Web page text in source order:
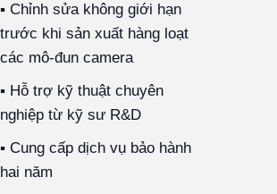
▪ Chỉnh sửa không giới hạn
trước khi sản xuất hàng loạt
các mô-đun camera
▪ Hỗ trợ kỹ thuật chuyên
nghiệp từ kỹ sư R&D
▪ Cung cấp dịch vụ bảo hành
hai năm